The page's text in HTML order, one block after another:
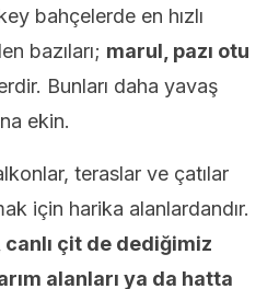
bahçelerde en hızlı
bazıları; marul, pazı otu
Bunları daha yavaş
ekin.
teraslar ve çatılar
için harika alanlardandır.
çit de dediğimiz
alanları ya da hatta